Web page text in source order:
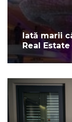
Iată marii
Real Estate